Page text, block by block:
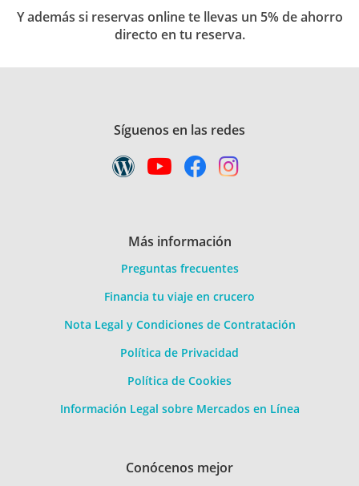
Y además si reservas online te llevas un 5% de ahorro
directo en tu reserva.
Síguenos en las redes
Más información
Preguntas frecuentes
Financia tu viaje en crucero
Nota Legal y Condiciones de Contratación
Política de Privacidad
Política de Cookies
Información Legal sobre Mercados en Línea
Conócenos mejor